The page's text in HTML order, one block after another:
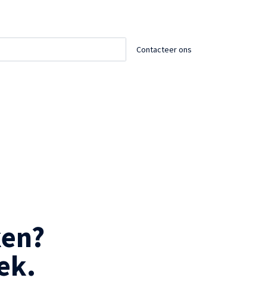
Contacteer ons